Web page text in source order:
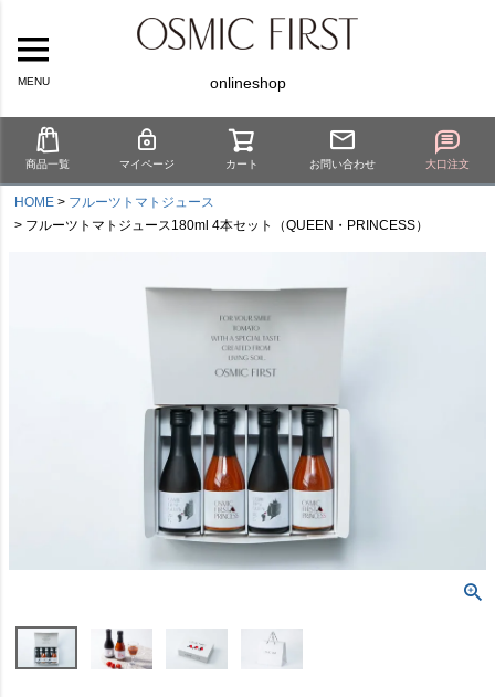
MENU onlineshop
商品一覧 マイページ カート お問い合わせ 大口注文
HOME
フルーツトマトジュース
フルーツトマトジュース180ml 4本セット（QUEEN・PRINCESS）